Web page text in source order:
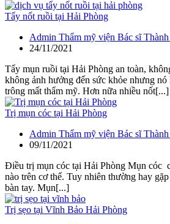
Tẩy nốt ruồi tại Hải Phòng
Admin Thẩm mỹ viện Bác sĩ
24/11/2021
Tẩy mụn ruồi tại Hải Phòng an toàn,
không ảnh hưởng đến sức khỏe nhưng nó
trông mất thẩm mỹ. Hơn nữa nhiều nốt[...]
Trị mụn cóc tại Hải Phòng
Admin Thẩm mỹ viện Bác sĩ
09/11/2021
Điều trị mụn cóc tại Hải Phòng Mụn cóc
nào trên cơ thể. Tuy nhiên thường hay
bàn tay. Mụn[...]
Trị sẹo tại Vĩnh Bảo Hải Phòng